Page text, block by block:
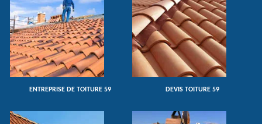
ENTREPRISE DE TOITURE 59 DEVIS TOITURE 59